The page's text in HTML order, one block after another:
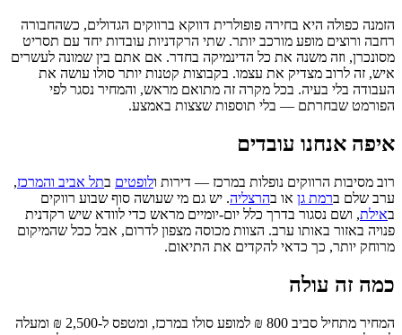
הזמנה כפולה היא בחירה פופולרית דווקא ברווקים הגדולים, כשהחבורה
רחבה ורוצים מופע מורכב יותר. שתי הרקדניות עובדות יחד עם תסריט
מסונכרן, וזה משנה את כל הדינמיקה בחדר. אם אתם בין שמונה לעשרים
איש, זה לרוב מצדיק את עצמו. בקבוצות קטנות יותר סולו עושה את
העבודה בלי בעיה. בכל מקרה זה מתואם מראש, והמחיר נסגר לפי
הפורמט שבחרתם — בלי תוספות שצצות באמצע.
איפה אנחנו עובדים
רוב מסיבות הרווקים נופלות במרכז — דירות ולופטים בתל אביב והמרכז,
ערב שלם ברמת גן או בהרצליה. יש גם מי שעושה סוף שבוע רווקים
באילת, ושם נסגור בדרך כלל יום-יומיים מראש כדי לוודא שיש רקדנית
פנויה באזור באותו ערב. הצוות מכוסה מצפון לדרום, אבל ככל שהמיקום
מרוחק יותר, כך כדאי להקדים את התיאום.
כמה זה עולה
המחיר מתחיל סביב 800 ₪ למופע סולו במרכז, ומטפס ל-2,500 ₪ ומעלה